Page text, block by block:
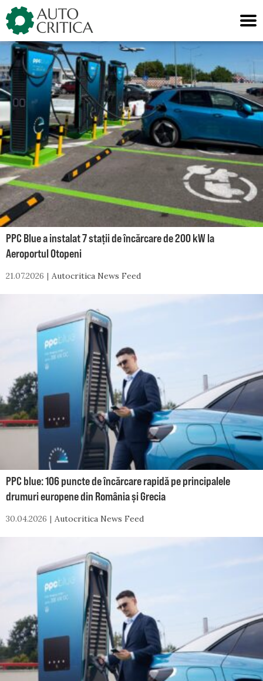
Skip
to
content
PPC Blue a instalat 7 stații de încărcare de 200 kW la
Aeroportul Otopeni
21.07.2026 Autocritica News Feed
PPC blue: 106 puncte de încărcare rapidă pe principalele
drumuri europene din România și Grecia
30.04.2026 Autocritica News Feed